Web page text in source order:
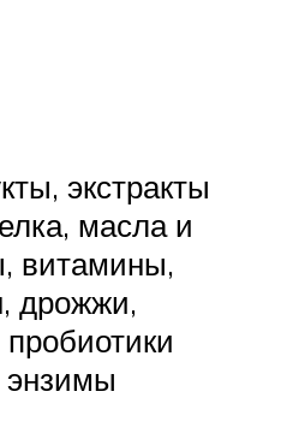
экстракты
масла и
витамины,
дрожжи,
энзимы